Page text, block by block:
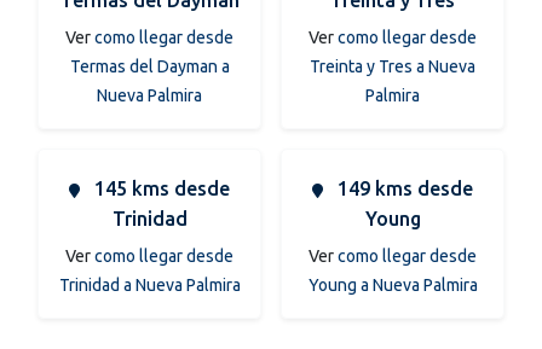
Vercomo llegar desde
Termas del Dayman a
Nueva Palmira
Vercomo llegar desde
Treinta y Tres a Nueva
Palmira
145 kms desde
Trinidad
Vercomo llegar desde
Trinidad a Nueva Palmira
149 kms desde
Young
Vercomo llegar desde
Young a Nueva Palmira